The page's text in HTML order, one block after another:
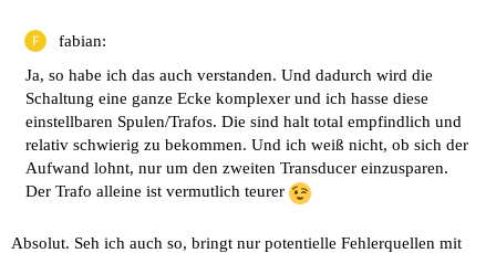
fabian:
Ja, so habe ich das auch verstanden. Und dadurch wird die
Schaltung eine ganze Ecke komplexer und ich hasse diese
einstellbaren Spulen/Trafos. Die sind halt total empfindlich und
relativ schwierig zu bekommen. Und ich weiß nicht, ob sich der
Aufwand lohnt, nur um den zweiten Transducer einzusparen.
Der Trafo alleine ist vermutlich teurer
Absolut. Seh ich auch so, bringt nur potentielle Fehlerquellen mit